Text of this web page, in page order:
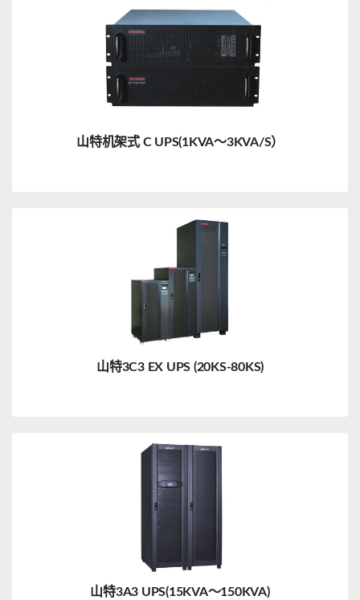
山特机架式 C UPS(1KVA～3KVA/S）
山特3C3 EX UPS (20KS-80KS)
山特3A3 UPS(15KVA～150KVA)